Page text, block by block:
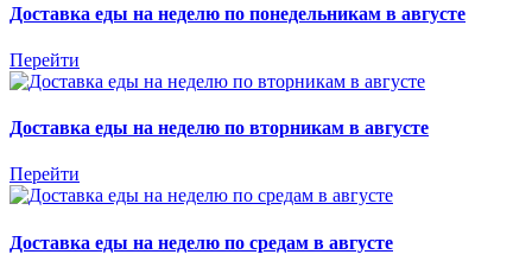
Доставка еды на неделю по понедельникам в августе
Перейти
Доставка еды на неделю по вторникам в августе
Перейти
Доставка еды на неделю по средам в августе